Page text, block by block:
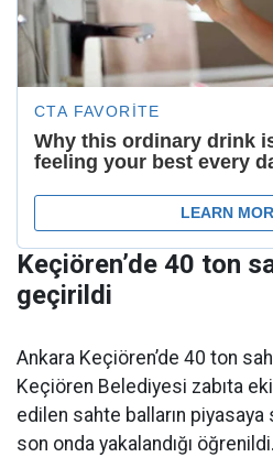
Keçiören’de 40 ton
geçirildi
Ankara Keçiören’de 40 ton
Keçiören Belediyesi zabıta
edilen sahte balların
son onda yakalandığı öğrenildi.